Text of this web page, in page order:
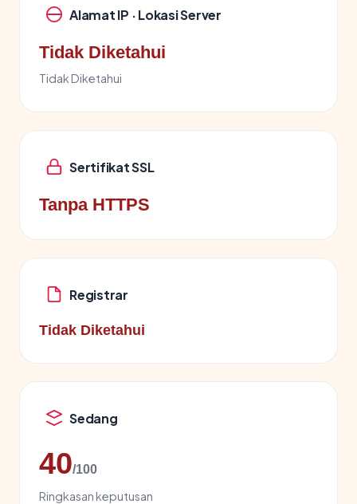
Alamat IP · Lokasi Server
Tidak Diketahui
Tidak Diketahui
Sertifikat SSL
Tanpa HTTPS
Registrar
Tidak Diketahui
Sedang
40/100
Ringkasan keputusan